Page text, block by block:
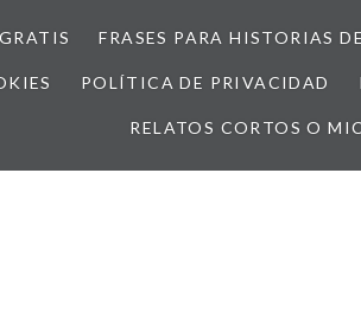
FRASES PARA HISTORIAS
POLÍTICA DE PRIVACIDAD
RELATOS CORTOS O